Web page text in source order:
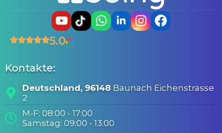
5.0
Kontakte:
Deutschland, 96148 Baunach Eichenstrasse
2
M-F: 08:00 - 17:00
Samstag: 09:00 - 13:00